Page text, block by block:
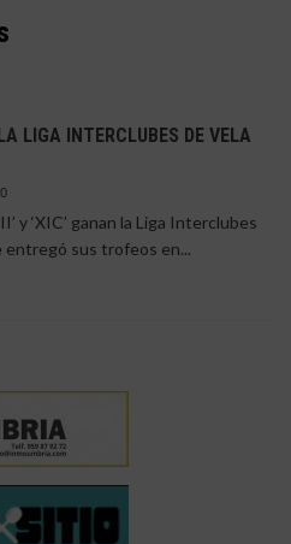
LIGA INTERCLUBES DE VELA
0
y ‘XIC’ ganan la Liga Interclubes
entregó sus trofeos en...